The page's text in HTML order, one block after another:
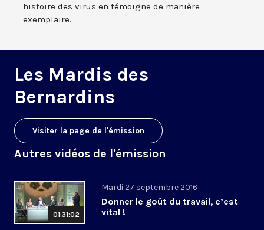
histoire des virus en témoigne de manière
exemplaire.
Les Mardis des
Bernardins
Visiter la page de l'émission
Autres vidéos de l'émission
01:31:02
Mardi 27 septembre 2016
Donner le goût du travail, c’est
vital !